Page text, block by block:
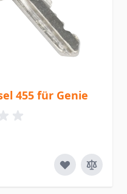
455 für Genie